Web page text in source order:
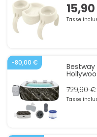
Tasse
-80,00 €
729,90 €
Tasse